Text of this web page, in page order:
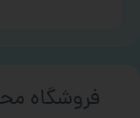
فروشگاه